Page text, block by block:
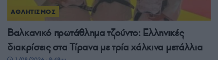
ΑΘΛΗΤΙΣΜΟΣ
Βαλκανικό πρωτάθλημα τζούντο: Ελληνικές
διακρίσεις στα Τίρανα με τρία χάλκινα μετάλλια